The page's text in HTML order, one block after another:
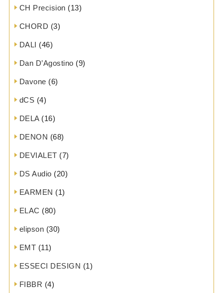
CH Precision (13)
CHORD (3)
DALI (46)
Dan D’Agostino (9)
Davone (6)
dCS (4)
DELA(16)
DENON (68)
DEVIALET (7)
DS Audio (20)
EARMEN (1)
ELAC (80)
elipson (30)
EMT (11)
ESSECI DESIGN (1)
FIBBR (4)